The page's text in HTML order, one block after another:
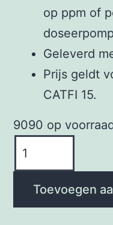
op ppm of
Geleverd
Prijs geldt
CATFI 15.
9090 op
Catfi
Toevoegen